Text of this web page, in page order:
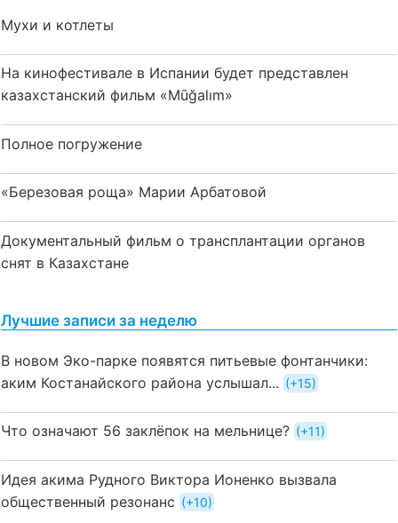
Мухи и котлеты
На кинофестивале в Испании будет представлен
казахстанский фильм «Mūğalım»
Полное погружение
«Березовая роща» Марии Арбатовой
Документальный фильм о трансплантации органов
снят в Казахстане
Лучшие записи за неделю
В новом Эко-парке появятся питьевые фонтанчики:
аким Костанайского района услышал...
+15
Что означают 56 заклёпок на мельнице? +11
Идея акима Рудного Виктора Ионенко вызвала
общественный резонанс
+10